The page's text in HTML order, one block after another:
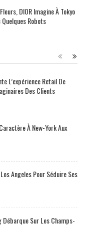
DIOR Imagine À Tokyo
Robots
L’expérience Retail De
Des Clients
À New-York Aux
Angeles Pour Séduire Ses
Sur Les Champs-